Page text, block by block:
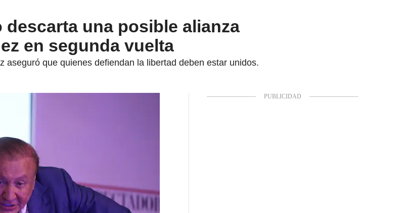
descarta una posible alianza
en segunda vuelta
aseguró que quienes defiendan la libertad deben estar unidos.